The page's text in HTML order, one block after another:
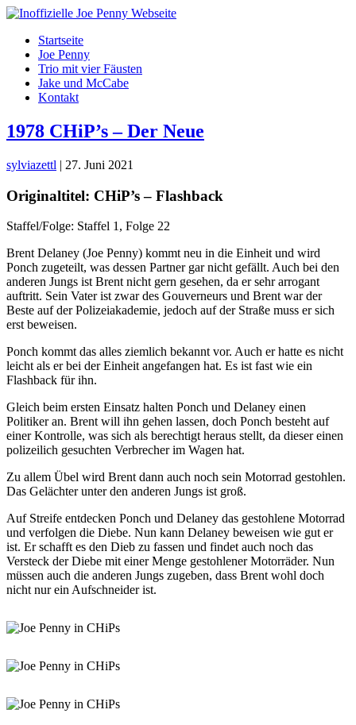
Skip
content
Startseite
Joe Penny
Trio mit vier Fäusten
Jake und McCabe
Kontakt
1978 CHiP’s – Der Neue
sylviazettl | 27. Juni 2021
Originaltitel: CHiP’s – Flashback
Staffel/Folge: Staffel 1, Folge 22
Brent Delaney (Joe Penny) kommt neu in die Einheit und wird
Ponch zugeteilt, was dessen Partner gar nicht gefällt. Auch bei den
anderen Jungs ist Brent nicht gern gesehen, da er sehr arrogant
auftritt. Sein Vater ist zwar des Gouverneurs und Brent war der
Beste auf der Polizeiakademie, jedoch auf der Straße muss er sich
erst beweisen.
Ponch kommt das alles ziemlich bekannt vor. Auch er hatte es nicht
leicht als er bei der Einheit angefangen hat. Es ist fast wie ein
Flashback für ihn.
Gleich beim ersten Einsatz halten Ponch und Delaney einen
Politiker an. Brent will ihn gehen lassen, doch Ponch besteht auf
einer Kontrolle, was sich als berechtigt heraus stellt, da dieser einen
polizeilich gesuchten Verbrecher im Wagen hat.
Zu allem Übel wird Brent dann auch noch sein Motorrad gestohlen.
Das Gelächter unter den anderen Jungs ist groß.
Auf Streife entdecken Ponch und Delaney das gestohlene Motorrad
und verfolgen die Diebe. Nun kann Delaney beweisen wie gut er
ist. Er schafft es den Dieb zu fassen und findet auch noch das
Versteck der Diebe mit einer Menge gestohlener Motorräder. Nun
müssen auch die anderen Jungs zugeben, dass Brent wohl doch
nicht nur ein Aufschneider ist.